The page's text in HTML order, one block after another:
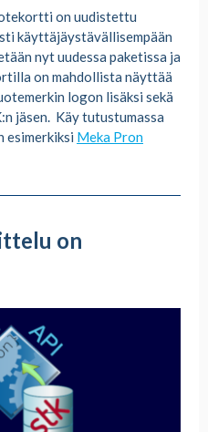
on uudistettu
käyttäjäystävällisempään
nyt uudessa paketissa ja
on mahdollista näyttää
logon lisäksi sekä
jäsen. Käy tutustumassa
esimerkiksi Meka Pron
on